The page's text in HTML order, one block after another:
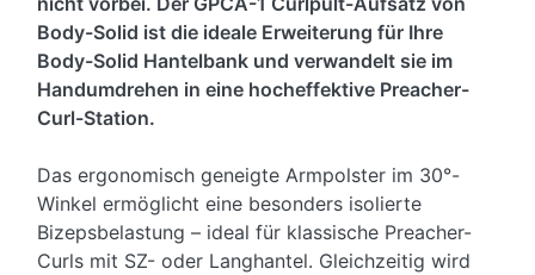
Body-Solid ist die ideale Erweiterung für Ihre
Body-Solid Hantelbank und verwandelt sie im
Handumdrehen in eine hocheffektive Preacher-
Curl-Station.
Das ergonomisch geneigte Armpolster im 30°-
Winkel ermöglicht eine besonders isolierte
Bizepsbelastung – ideal für klassische Preacher-
Curls mit SZ- oder Langhantel. Gleichzeitig wird